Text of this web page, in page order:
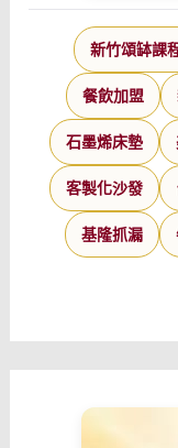
新竹頌缽課
餐飲加盟
石墨烯床墊
客製化沙發
基隆抓漏